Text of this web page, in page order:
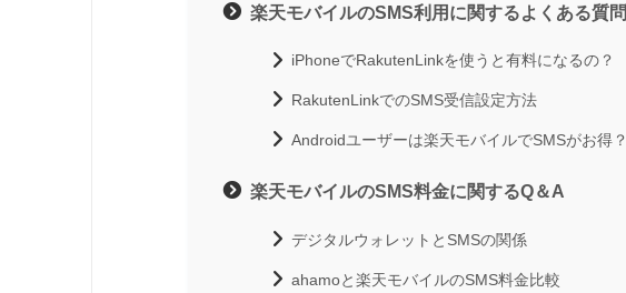
楽天モバイルのSMS利用に関するよくある質問
iPhoneでRakutenLinkを使うと有料になるの？
RakutenLinkでのSMS受信設定方法
Androidユーザーは楽天モバイルでSMSがお得？
楽天モバイルのSMS料金に関するQ＆A
デジタルウォレットとSMSの関係
ahamoと楽天モバイルのSMS料金比較